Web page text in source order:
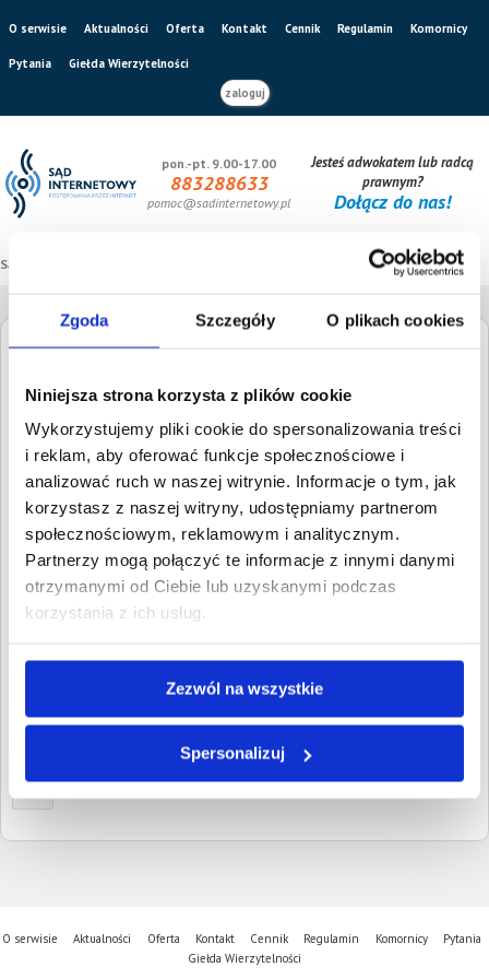
Zgoda Szczegóły O plikach cookies
Niniejsza strona korzysta z plików cookie
Wykorzystujemy pliki cookie do spersonalizowania treści
i reklam, aby oferować funkcje społecznościowe i
analizować ruch w naszej witrynie. Informacje o tym, jak
korzystasz z naszej witryny, udostępniamy partnerom
społecznościowym, reklamowym i analitycznym.
Partnerzy mogą połączyć te informacje z innymi danymi
otrzymanymi od Ciebie lub uzyskanymi podczas
korzystania z ich usług.
Zezwól na wszystkie
Spersonalizuj
O serwisie Aktualności Oferta Kontakt Cennik Regulamin Komornicy
Pytania
Giełda Wierzytelności
zaloguj
pon.-pt. 9.00-17.00
883288633
pomoc@sadinternetowy.pl
Jesteś adwokatem lub radcą
prawnym?
Dołącz do nas!
Sąd internetowy
Szukaj dłużnika
Wpisz NIP, REGON, KRS, miejscowość, nazwę
dłużnika lub inną szukaną frazę
Wysokość długu
Wyczyść Szukaj
Znalezione:
GAŁGAŃSKI
2023
1
O serwisie Aktualności Oferta Kontakt Cennik Regulamin Komornicy
Pytania
Giełda Wierzytelności